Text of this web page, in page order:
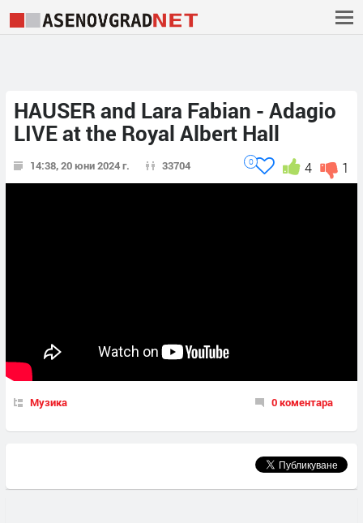
HAUSER and Lara Fabian - Adagio
LIVE at the Royal Albert Hall
14:38, 20 юни 2024 г. 33704 1
4
0
Музика 0 коментара